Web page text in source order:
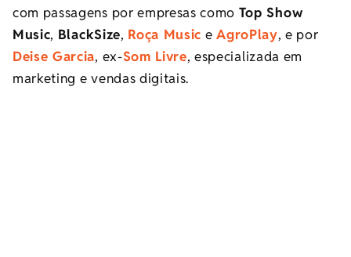
com passagens por empresas como Top Show
Music, BlackSize, Roça Music eAgroPlay, e por
Deise Garcia, ex-Som Livre, especializada em
marketing e vendas digitais.